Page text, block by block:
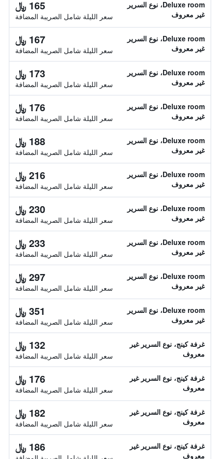
Deluxe room، نوع السرير
غير معروف
165 ﷼
سعر الليلة شامل الصريبة المضافة
Deluxe room، نوع السرير
غير معروف
167 ﷼
سعر الليلة شامل الصريبة المضافة
Deluxe room، نوع السرير
غير معروف
173 ﷼
سعر الليلة شامل الصريبة المضافة
Deluxe room، نوع السرير
غير معروف
176 ﷼
سعر الليلة شامل الصريبة المضافة
Deluxe room، نوع السرير
غير معروف
188 ﷼
سعر الليلة شامل الصريبة المضافة
Deluxe room، نوع السرير
غير معروف
216 ﷼
سعر الليلة شامل الصريبة المضافة
Deluxe room، نوع السرير
غير معروف
230 ﷼
سعر الليلة شامل الصريبة المضافة
Deluxe room، نوع السرير
غير معروف
233 ﷼
سعر الليلة شامل الصريبة المضافة
Deluxe room، نوع السرير
غير معروف
297 ﷼
سعر الليلة شامل الصريبة المضافة
Deluxe room، نوع السرير
غير معروف
351 ﷼
سعر الليلة شامل الصريبة المضافة
غرفة كينج، نوع السرير غير
معروف
132 ﷼
سعر الليلة شامل الصريبة المضافة
غرفة كينج، نوع السرير غير
معروف
176 ﷼
سعر الليلة شامل الصريبة المضافة
غرفة كينج، نوع السرير غير
معروف
182 ﷼
سعر الليلة شامل الصريبة المضافة
غرفة كينج، نوع السرير غير
معروف
186 ﷼